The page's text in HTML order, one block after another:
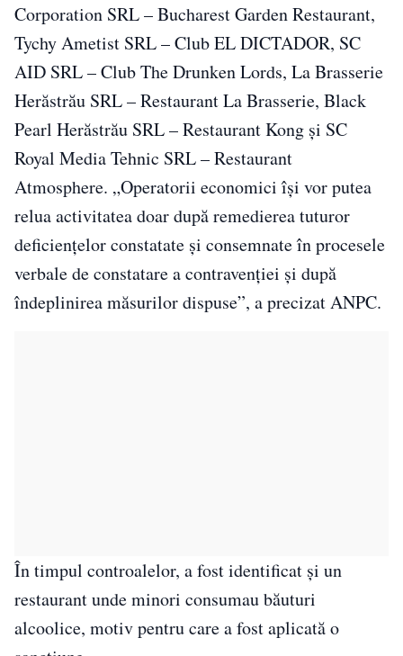
Corporation SRL – Bucharest Garden Restaurant,
Tychy Ametist SRL – Club EL DICTADOR, SC
AID SRL – Club The Drunken Lords, La Brasserie
Herăstrău SRL – Restaurant La Brasserie, Black
Pearl Herăstrău SRL – Restaurant Kong și SC
Royal Media Tehnic SRL – Restaurant
Atmosphere. „Operatorii economici își vor putea
relua activitatea doar după remedierea tuturor
deficiențelor constatate și consemnate în procesele
verbale de constatare a contravenției și după
îndeplinirea măsurilor dispuse”, a precizat ANPC.
În timpul controalelor, a fost identificat și un
restaurant unde minori consumau băuturi
alcoolice, motiv pentru care a fost aplicată o